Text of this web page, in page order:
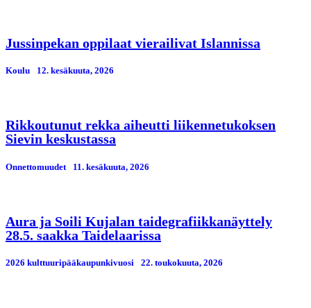
Jussinpekan oppilaat vierailivat Islannissa
Koulu 12. kesäkuuta, 2026
Rikkoutunut rekka aiheutti liikennetukoksen
Sievin keskustassa
Onnettomuudet 11. kesäkuuta, 2026
Aura ja Soili Kujalan taidegrafiikkanäyttely
28.5. saakka Taidelaarissa
2026 kulttuuripääkaupunkivuosi 22. toukokuuta, 2026